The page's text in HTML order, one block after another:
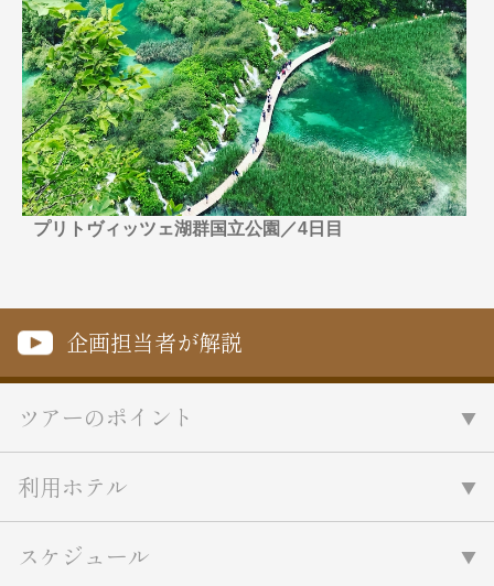
ヨーロッパの田舎（村・町）
名門・名物ホテルに泊まる
特別企画
グルメ
リゾート
一都市滞在
お祭り・イベント
絶景
日系航空会社で行く
世界遺産を訪れる
1度は見てみたい遺跡
野生動物に出合う
オーロラ
ハイキング・トレッキング
ラ・プルミエール（エールフランス
航空）
ガンツウ
ななつ星in九州
TWILIGHT EXPRESS 瑞風
美食・旬の味覚を味わう
アドベンチャーツーリズム・ウォー
キング
観光列車
島旅
芸術鑑賞（美術、音楽）・講師同行
の旅
プリトヴィッツェ湖群国立公園／4日目
企画担当者が解説
ツアーのポイント
利用ホテル
スケジュール